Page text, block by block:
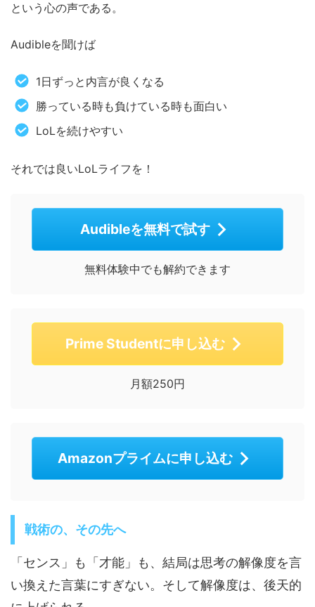
という心の声である。
Audibleを聞けば
1日ずっと内言が良くなる
勝っている時も負けている時も面白い
LoLを続けやすい
それでは良いLoLライフを！
Audibleを無料で試す
無料体験中でも解約できます
Prime Studentに申し込む
月額250円
Amazonプライムに申し込む
戦術の、その先へ
「センス」も「才能」も、結局は思考の解像度を言
い換えた言葉にすぎない。そして解像度は、後天的